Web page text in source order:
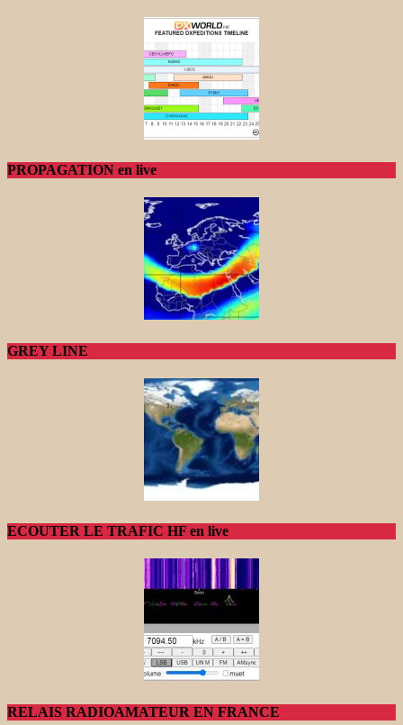
PROPAGATION en live
GREY LINE
ECOUTER LE TRAFIC HF en live
RELAIS RADIOAMATEUR EN FRANCE